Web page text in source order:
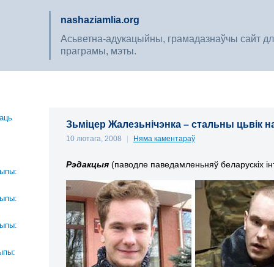
nashaziamlia.org
Асьветна-адукацыйны, грамадазнаўчы сайт для
праграмы, мэты.
Зьміцер Жалезьнічэнка – стальны цьвік
10 лютага, 2008 | Няма каментараў
Рэдакцыя (паводле паведамленьняў беларускіх